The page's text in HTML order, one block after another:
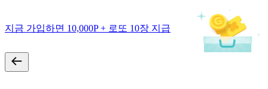
지금 가입하면 10,000P + 로또 10장 지급